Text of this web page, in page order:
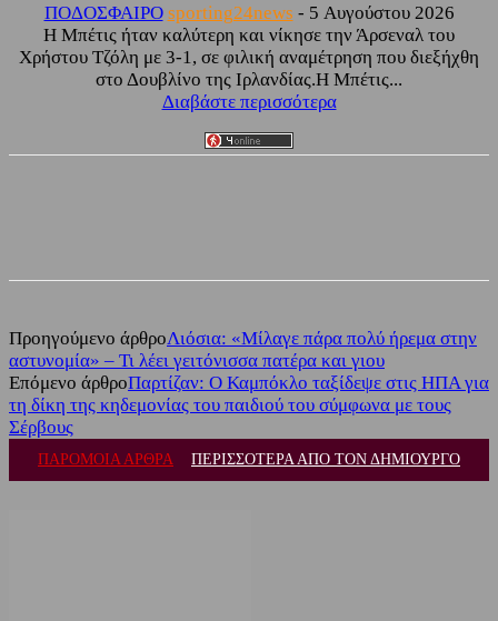
ΠΟΔΟΣΦΑΙΡΟ sporting24news - 5 Αυγούστου 2026
Η Μπέτις ήταν καλύτερη και νίκησε την Άρσεναλ του
Χρήστου Τζόλη με 3-1, σε φιλική αναμέτρηση που διεξήχθη
στο Δουβλίνο της Ιρλανδίας.Η Μπέτις...
Διαβάστε περισσότερα
Προηγούμενο άρθροΛιόσια: «Μίλαγε πάρα πολύ ήρεμα στην
αστυνομία» – Τι λέει γειτόνισσα πατέρα και γιου
Επόμενο άρθροΠαρτίζαν: Ο Καμπόκλο ταξίδεψε στις ΗΠΑ για
τη δίκη της κηδεμονίας του παιδιού του σύμφωνα με τους
Σέρβους
ΠΑΡΟΜΟΙΑ ΑΡΘΡΑ ΠΕΡΙΣΣΟΤΕΡΑ ΑΠΟ ΤΟΝ ΔΗΜΙΟΥΡΓΟ